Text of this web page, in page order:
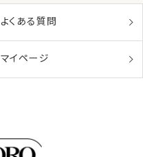
よくある質問
マイページ